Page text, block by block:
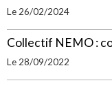
Le 26/02/2024
Collectif NEMO :
Le 28/09/2022